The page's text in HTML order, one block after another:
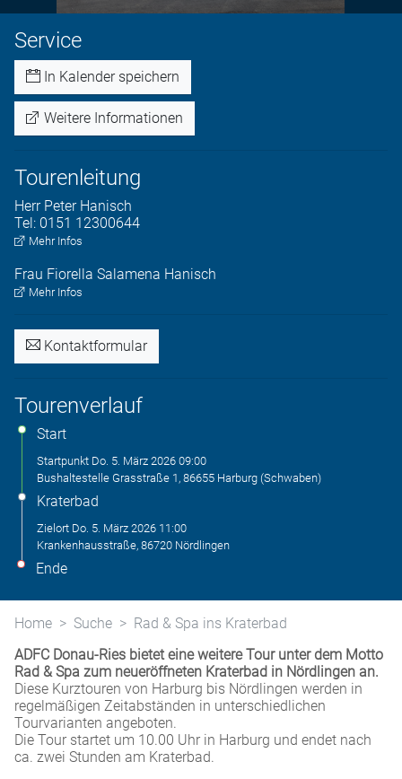
Service
In Kalender speichern
Weitere Informationen
Tourenleitung
Herr Peter Hanisch
Tel: 0151 12300644
Mehr Infos
Frau Fiorella Salamena Hanisch
Mehr Infos
Kontaktformular
Tourenverlauf
Start
Startpunkt Do. 5. März 2026 09:00
Bushaltestelle Grasstraße 1, 86655 Harburg (Schwaben)
Kraterbad
Zielort Do. 5. März 2026 11:00
Krankenhausstraße, 86720 Nördlingen
Ende
Home Suche
Rad & Spa ins Kraterbad
ADFC Donau-Ries bietet eine weitere Tour unter dem Motto
Rad & Spa zum neueröffneten Kraterbad in Nördlingen an.
Diese Kurztouren von Harburg bis Nördlingen werden in
regelmäßigen Zeitabständen in unterschiedlichen
Tourvarianten angeboten.
Die Tour startet um 10.00 Uhr in Harburg und endet nach
ca. zwei Stunden am Kraterbad.